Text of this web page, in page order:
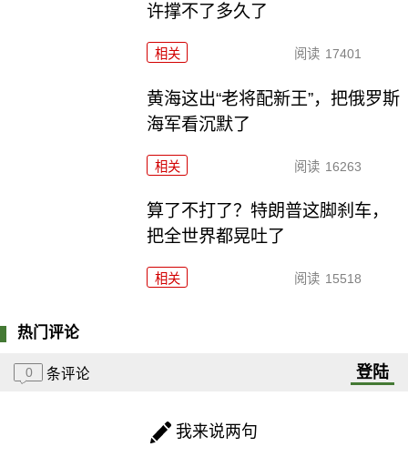
许撑不了多久了
相关 阅读 17401
黄海这出“老将配新王”，把俄罗斯
海军看沉默了
相关 阅读 16263
算了不打了？特朗普这脚刹车，
把全世界都晃吐了
相关 阅读 15518
热门评论
0 条评论 登陆
我来说两句